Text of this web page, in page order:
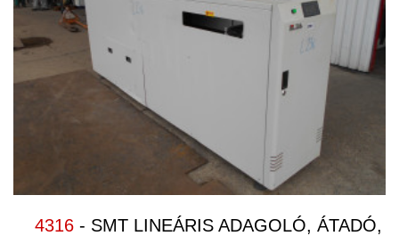
4316 - SMT LINEÁRIS ADAGOLÓ, ÁTADÓ,